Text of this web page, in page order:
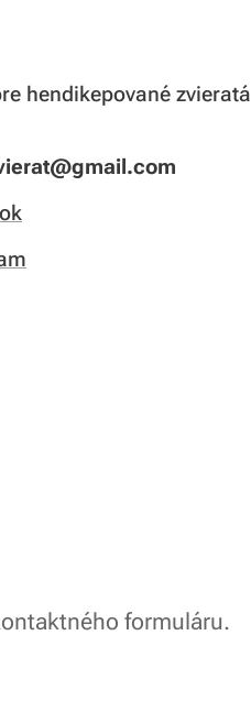
hendikepované zvieratá
formuláru.